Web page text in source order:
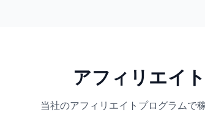
アフィリエイ
当社のアフィリエイトプログラムで